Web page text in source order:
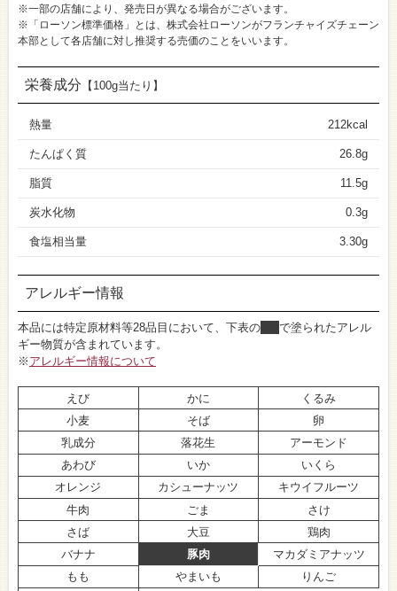
※一部の店舗により、発売日が異なる場合がございます。
※「ローソン標準価格」とは、株式会社ローソンがフランチャイズチェーン
本部として各店舗に対し推奨する売価のことをいいます。
栄養成分 【100g当たり】
熱量 212kcal
たんぱく質 26.8g
脂質 11.5g
炭水化物 0.3g
食塩相当量 3.30g
アレルギー情報
本品には特定原材料等28品目において、下表の
で塗られたアレル
ギー物質が含まれています。
※ アレルギー情報について
えび かに
くるみ
小麦
そば
卵
乳成分
落花生
アーモンド
あわび
いか
いくら
オレンジ
カシューナッツ
キウイフルーツ
牛肉
ごま
さけ
さば
大豆
鶏肉
バナナ
豚肉
マカダミアナッツ
もも
やまいも
りんご